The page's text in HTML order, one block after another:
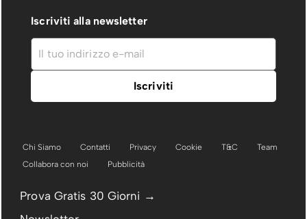
Iscriviti alla newsletter
Chi Siamo Contatti Privacy Cookie T&C
Team
Collabora con noi
Pubblicità
Prova Gratis 30 Giorni →